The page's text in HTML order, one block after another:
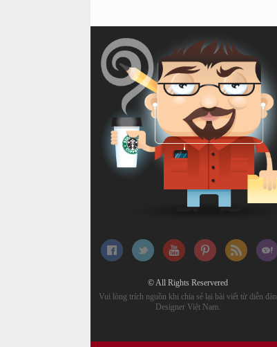
© All Rights Reservered
Vui lòng trích nguồn khi chia sẻ lại bài viết từ diễn đàn
Designer Việt Nam.